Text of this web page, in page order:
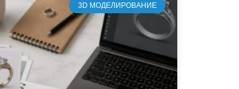
3D МОДЕЛИРОВАНИЕ